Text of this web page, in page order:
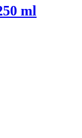
ml